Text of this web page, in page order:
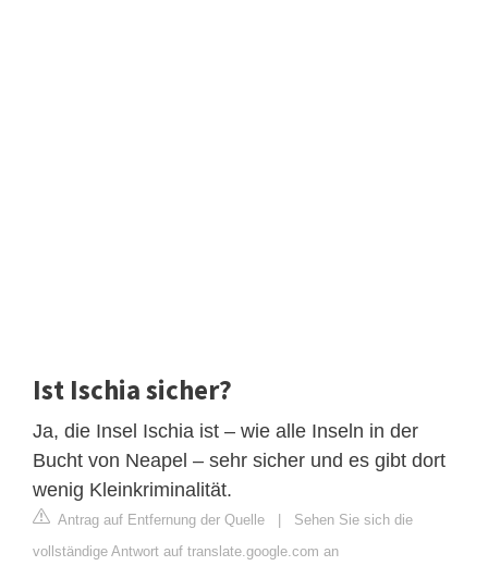
Ist Ischia sicher?
Ja, die Insel Ischia ist – wie alle Inseln in der
Bucht von Neapel – sehr sicher und es gibt dort
wenig Kleinkriminalität.
Antrag auf Entfernung der Quelle | Sehen Sie sich die
vollständige Antwort auf translate.google.com an